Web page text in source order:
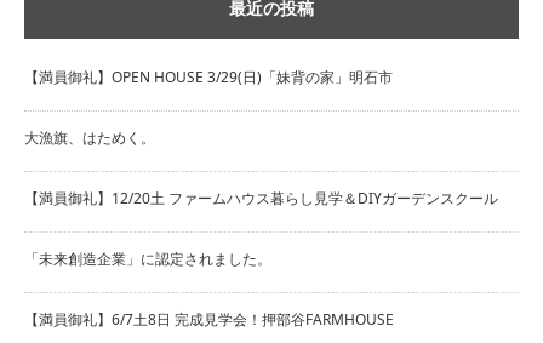
最近の投稿
【満員御礼】OPEN HOUSE 3/29(日)「妹背の家」明石市
大漁旗、はためく。
【満員御礼】12/20土 ファームハウス暮らし見学＆DIYガーデンスクール
「未来創造企業」に認定されました。
【満員御礼】6/7土8日 完成見学会！押部谷FARMHOUSE